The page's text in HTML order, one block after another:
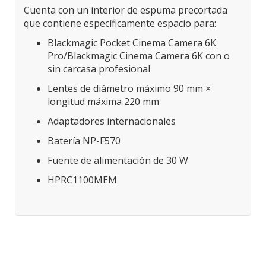
Cuenta con un interior de espuma precortada
que contiene específicamente espacio para:
Blackmagic Pocket Cinema Camera 6K
Pro/Blackmagic Cinema Camera 6K con o
sin carcasa profesional
Lentes de diámetro máximo 90 mm ×
longitud máxima 220 mm
Adaptadores internacionales
Batería NP-F570
Fuente de alimentación de 30 W
HPRC1100MEM